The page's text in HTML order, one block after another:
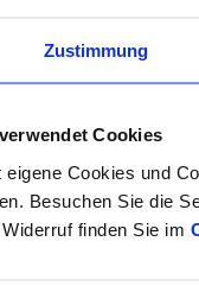
Zustimmung
Cookies
eigene Cookies und
Besuchen Sie die
finden Sie im